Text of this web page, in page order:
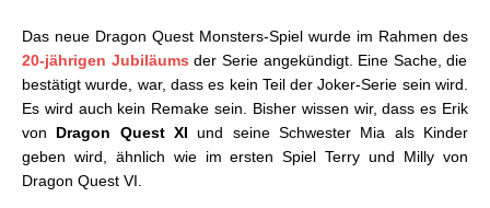
Das neue Dragon Quest Monsters-Spiel wurde im Rahmen des
20-jährigen Jubiläums der Serie angekündigt. Eine Sache, die
bestätigt wurde, war, dass es kein Teil der Joker-Serie sein wird.
Es wird auch kein Remake sein. Bisher wissen wir, dass es Erik
von Dragon Quest XI und seine Schwester Mia als Kinder
geben wird, ähnlich wie im ersten Spiel Terry und Milly von
Dragon Quest VI.